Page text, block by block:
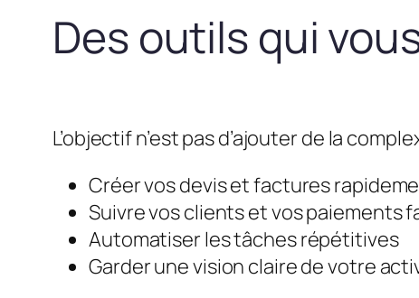
Des outils qui
L’objectif n’est pas d’ajouter de la
Créer vos devis et factures
Suivre vos clients et vos paiements
Automatiser les tâches répétitives
Garder une vision claire de votre